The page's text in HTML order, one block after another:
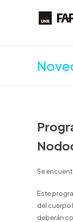
Se
Este
del cuerpo
deberán